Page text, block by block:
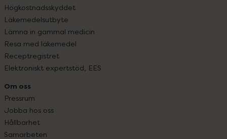
Högkostnadsskyddet
Läkemedelsutbyte
Lämna in gammal medicin
Resa med läkemedel
Receptregistret
Elektroniskt expertstöd, EES
Om oss
Pressrum
Jobba hos oss
Hållbarhet
Samarbeten